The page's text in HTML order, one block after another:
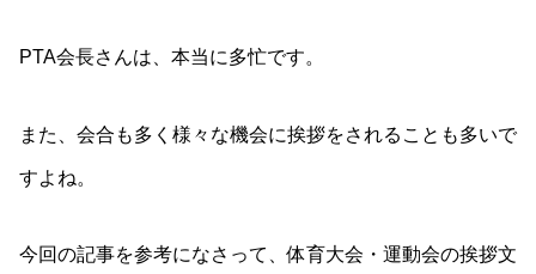
PTA会長さんは、本当に多忙です。
また、会合も多く様々な機会に挨拶をされることも多いで
すよね。
今回の記事を参考になさって、体育大会・運動会の挨拶文